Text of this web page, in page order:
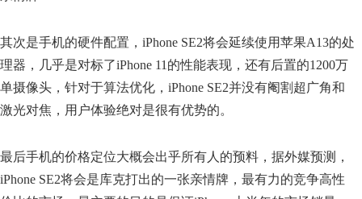
其次是手机的硬件配置，iPhone SE2将会延续使用苹果A13的处
理器，几乎是对标了iPhone 11的性能表现，还有后置的1200万
单摄像头，针对于算法优化，iPhone SE2并没有阉割超广角和
激光对焦，用户体验绝对是很有优势的。
最后手机的价格定位大概会出乎所有人的预料，据外媒预测，
iPhone SE2将会是库克打出的一张亲情牌，最有力的竞争高性